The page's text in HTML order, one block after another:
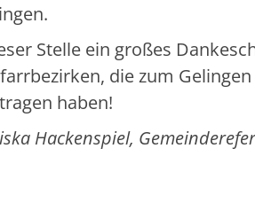
Stelle ein großes
die zum
haben!
Hackenspiel,